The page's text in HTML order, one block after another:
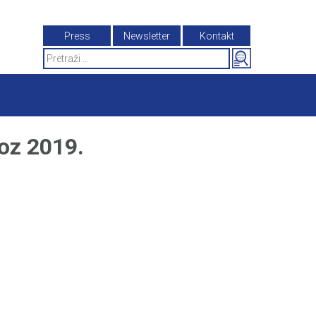
Press Newsletter
Kontakt
Search
for:
2019.